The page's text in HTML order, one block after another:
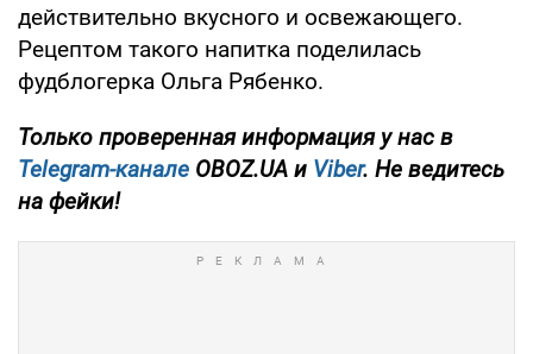
действительно вкусного и освежающего.
Рецептом такого напитка поделилась
фудблогерка Ольга Рябенко.
Только проверенная информация у нас в
Telegram-канале OBOZ.UA и Viber. Не ведитесь
на фейки!